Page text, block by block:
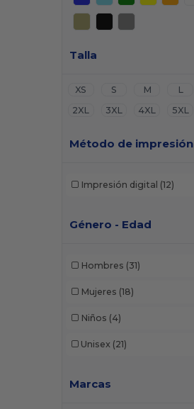
Talla
XS S M L
2XL
3XL 4XL 5XL
Método de impresión
Impresión digital (12)
Género - Edad
Hombres (31)
Mujeres (18)
Niños (4)
Unisex (21)
Marcas